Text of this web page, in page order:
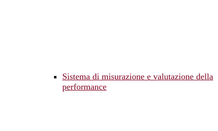
Sistema di misurazione e valutazione della
performance